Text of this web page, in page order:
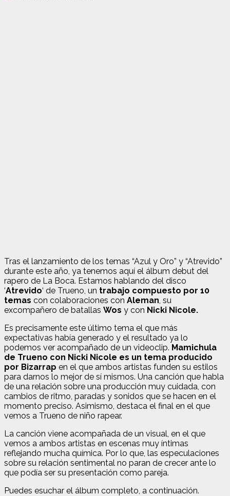
Tras el lanzamiento de los temas “Azul y Oro” y “Atrevido”
durante este año, ya tenemos aquí el álbum debut del
rapero de La Boca. Estamos hablando del disco
‘Atrevido‘ de Trueno, un trabajo compuesto por 10
temas con colaboraciones con Aleman, su
excompañero de batallas Wos y con Nicki Nicole.
Es precisamente este último tema el que más
expectativas había generado y el resultado ya lo
podemos ver acompañado de un videoclip. Mamichula
de Trueno con Nicki Nicole es un tema producido
por Bizarrap en el que ambos artistas funden su estilos
para darnos lo mejor de sí mismos. Una canción que habla
de una relación sobre una producción muy cuidada, con
cambios de ritmo, paradas y sonidos que se hacen en el
momento preciso. Asimismo, destaca el final en el que
vemos a Trueno de niño rapear.
La canción viene acompañada de un visual, en el que
vemos a ambos artistas en escenas muy íntimas
reflejando mucha química. Por lo que, las especulaciones
sobre su relación sentimental no paran de crecer ante lo
que podía ser su presentación como pareja.
Puedes esuchar el álbum completo, a continuación.